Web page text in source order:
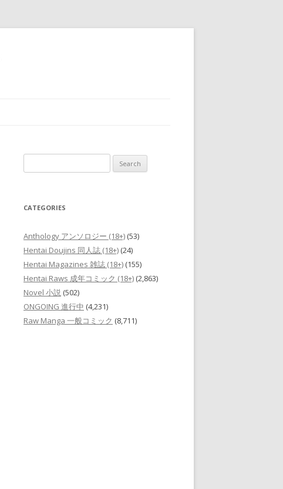
for:
CATEGORIES
Anthology アンソロジー (18+) (53)
Hentai Doujins 同人誌 (18+) (24)
Hentai Magazines 雑誌 (18+) (155)
Hentai Raws 成年コミック (18+) (2,863)
Novel 小説 (502)
ONGOING 進行中 (4,231)
Raw Manga 一般コミック (8,711)